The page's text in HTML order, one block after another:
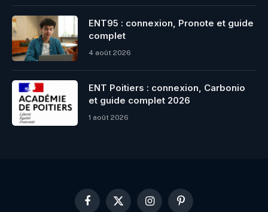
ENT95 : connexion, Pronote et guide
complet
4 août 2026
ENT Poitiers : connexion, Carbonio
et guide complet 2026
1 août 2026
Facebook
X InstagramPinterest